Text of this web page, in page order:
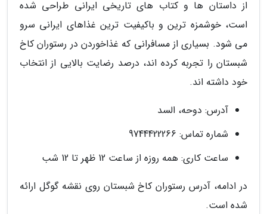
از داستان ها و کتاب های تاریخی ایرانی طراحی شده
است، خوشمزه ترین و باکیفیت ترین غذاهای ایرانی سرو
می شود. بسیاری از مسافرانی که غذاخوردن در رستوران کاخ
شبستان را تجربه کرده اند، درصد رضایت بالایی از انتخاب
خود داشته اند.
آدرس: دوحه، السد
شماره تماس: 9744422266
ساعت کاری: همه روزه از ساعت 12 ظهر تا 12 شب
در ادامه، آدرس رستوران کاخ شبستان روی نقشه گوگل ارائه
شده است.